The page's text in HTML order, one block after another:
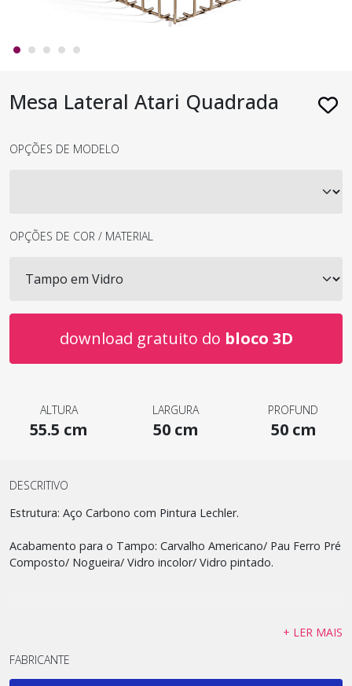
Mesa Lateral Atari Quadrada
OPÇÕES DE MODELO
OPÇÕES DE COR / MATERIAL
download gratuito do bloco 3D
ALTURA
55.5 cm
LARGURA
50 cm
PROFUND
50 cm
DESCRITIVO
Estrutura: Aço Carbono com Pintura Lechler.
Acabamento para o Tampo: Carvalho Americano/ Pau Ferro Pré
Composto/ Nogueira/ Vidro incolor/ Vidro pintado.
+ LER MAIS
FABRICANTE